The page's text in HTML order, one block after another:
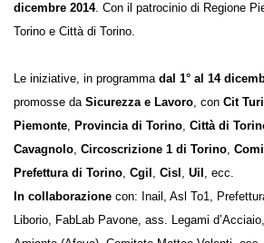
dicembre 2014 . Con il patrocinio di Regione
Torino e Città di Torino.
Le iniziative, in programmadal 1° al 14
promosse daSicurezza e Lavoro, con Cit
Piemonte , Provincia di Torino ,Città di
Cavagnolo, Circoscrizione 1 di Torino,
Sicurezza Prefettura di Torino,Cgil,Cisl
In collaborazione con: Inail, Asl To1,
Liborio, FabLab Pavone, ass. Legami